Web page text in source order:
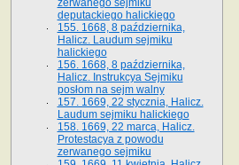
zerwanego sejmiku
deputackiego halickiego
155. 1668, 8 października,
Halicz. Laudum sejmiku
halickiego
156. 1668, 8 października,
Halicz. Instrukcya Sejmiku
posłom na sejm walny
157. 1669, 22 stycznia, Halicz.
Laudum sejmiku halickiego
158. 1669, 22 marca, Halicz.
Protestacya z powodu
zerwanego sejmiku